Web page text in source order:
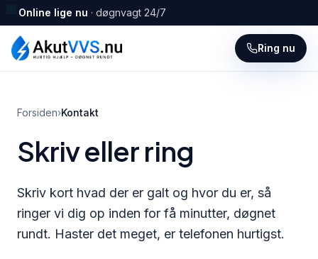
Online lige nu · døgnvagt 24/7
Ring nu
Forsiden›Kontakt
Skriv eller ring
Skriv kort hvad der er galt og hvor du er, så
ringer vi dig op inden for få minutter, døgnet
rundt. Haster det meget, er telefonen hurtigst.